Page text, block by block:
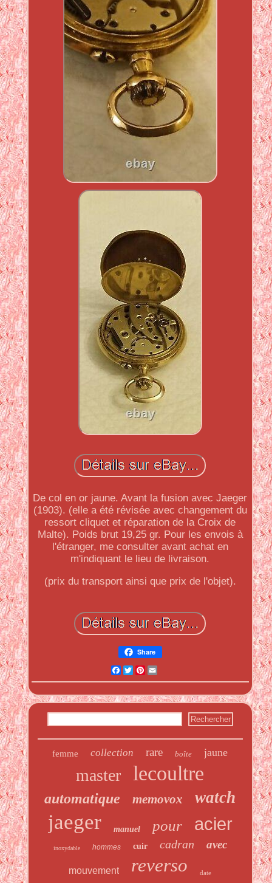
De col en or jaune. Avant la fusion avec Jaeger
(1903). (elle a été révisée avec changement du
ressort cliquet et réparation de la Croix de
Malte). Poids brut 19,25 gr. Pour les envois à
l'étranger, me consulter avant achat en
m'indiquant le lieu de livraison.
(prix du transport ainsi que prix de l'objet).
Share
Facebook
Twitter
Pinterest
Email
femme collection rare boîte jaune
master lecoultre
automatique memovox watch
jaeger manuel pour acier
inoxydable hommes cuir cadran avec
mouvement reverso date